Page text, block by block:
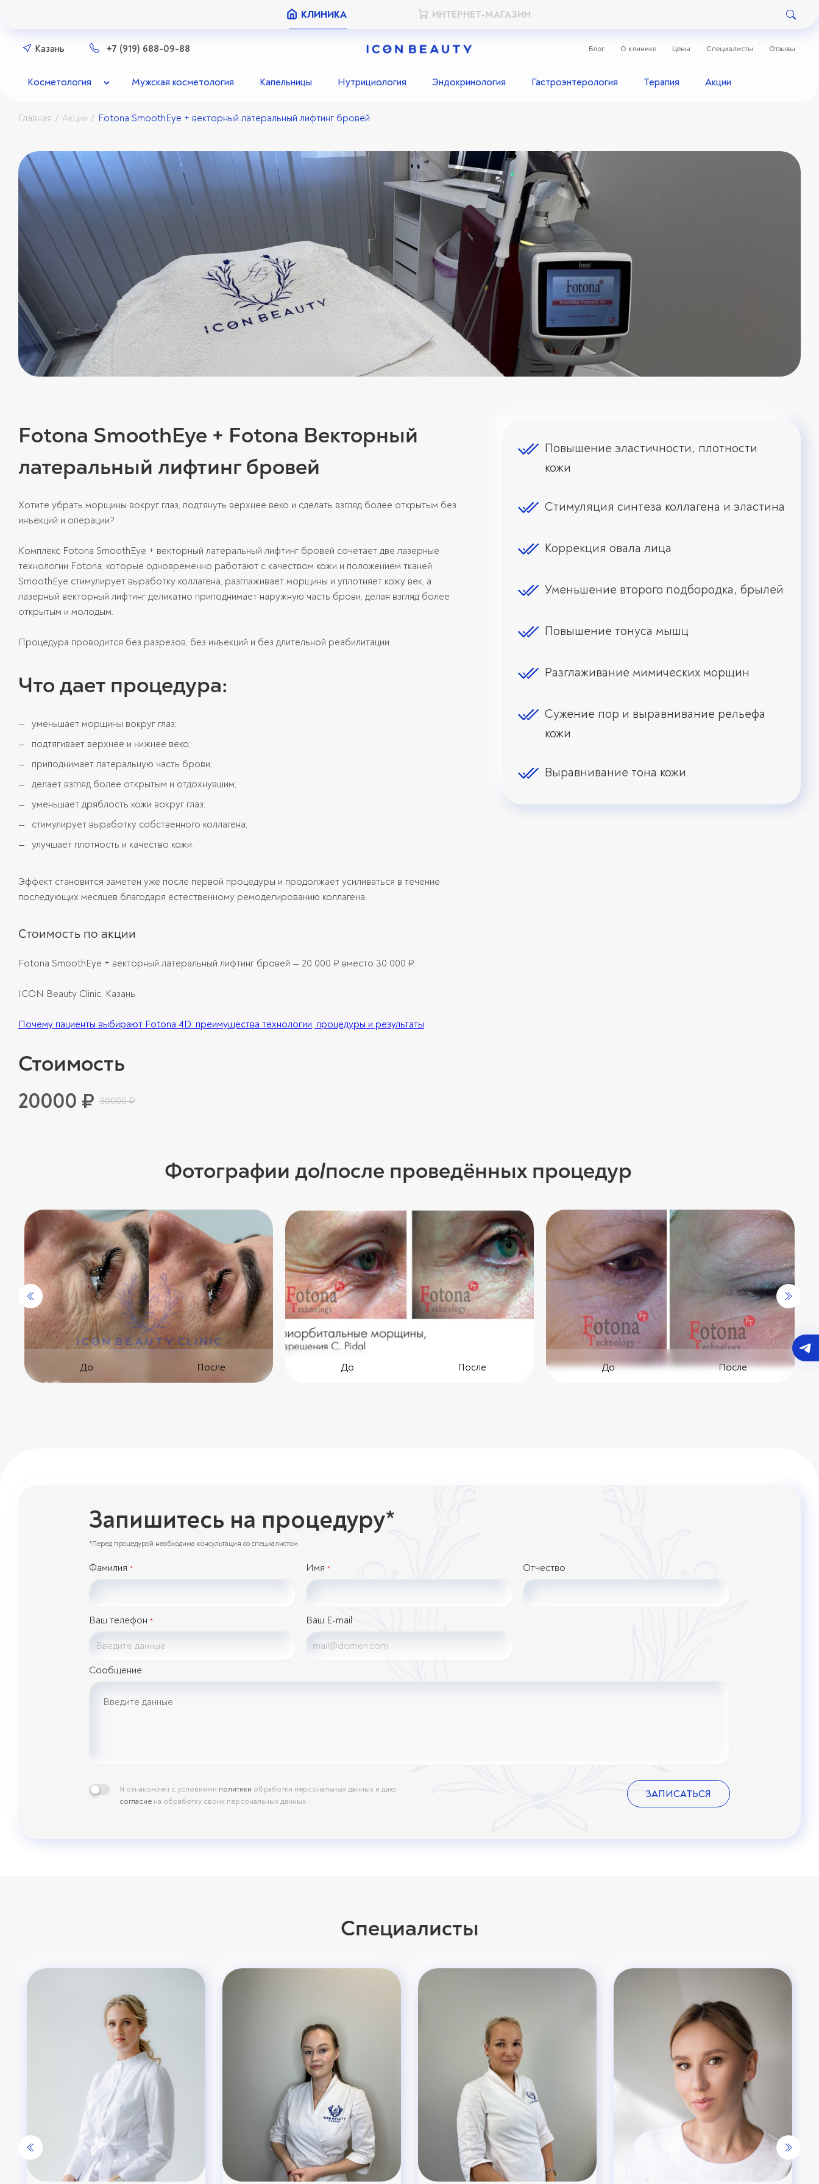
КЛИНИКА ИНТЕРНЕТ-МАГАЗИН
Казань +7 (919) 688-09-88 Блог О клинике Цены Специалисты Отзывы
Косметология Мужская косметология Капельницы Нутрициология Эндокринология Гастроэнтерология Терапия Акции
Главная / Акции / Fotona SmoothEye + векторный латеральный лифтинг бровей
Fotona SmoothEye + Fotona Векторный
латеральный лифтинг бровей
Хотите убрать морщины вокруг глаз, подтянуть верхнее веко и сделать взгляд более открытым без
инъекций и операции?
Комплекс Fotona SmoothEye + векторный латеральный лифтинг бровей сочетает две лазерные
технологии Fotona, которые одновременно работают с качеством кожи и положением тканей.
SmoothEye стимулирует выработку коллагена, разглаживает морщины и уплотняет кожу век, а
лазерный векторный лифтинг деликатно приподнимает наружную часть брови, делая взгляд более
открытым и молодым.
Процедура проводится без разрезов, без инъекций и без длительной реабилитации.
Что дает процедура:
уменьшает морщины вокруг глаз;
подтягивает верхнее и нижнее веко;
приподнимает латеральную часть брови;
делает взгляд более открытым и отдохнувшим;
уменьшает дряблость кожи вокруг глаз;
стимулирует выработку собственного коллагена;
улучшает плотность и качество кожи.
Эффект становится заметен уже после первой процедуры и продолжает усиливаться в течение
последующих месяцев благодаря естественному ремоделированию коллагена.
Стоимость по акции
Fotona SmoothEye + векторный латеральный лифтинг бровей — 20 000 ₽ вместо 30 000 ₽.
ICON Beauty Clinic, Казань
Почему пациенты выбирают Fotona 4D: преимущества технологии, процедуры и результаты
Стоимость
20000 ₽ 30000 ₽
Повышение эластичности, плотности
кожи
Стимуляция синтеза коллагена и эластина
Коррекция овала лица
Уменьшение второго подбородка, брылей
Повышение тонуса мышц
Разглаживание мимических морщин
Сужение пор и выравнивание рельефа
кожи
Выравнивание тона кожи
Фотографии до/после проведённых процедур
До После До После До После
Запишитесь на процедуру*
*Перед процедурой необходима консультация со специалистом
Фамилия * Имя * Отчество
Ваш телефон * Ваш E-mail
Сообщение
Я ознакомлен с условиями политики обработки персональных данных и даю
согласие на обработку своих персональных данных
ЗАПИСАТЬСЯ
Специалисты